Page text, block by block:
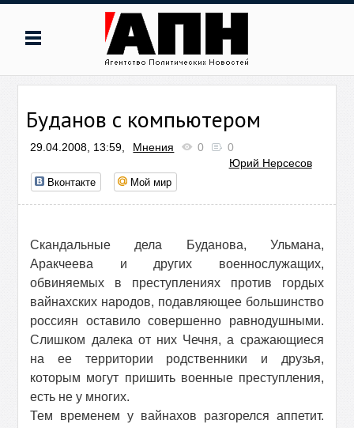
Буданов с компьютером
29.04.2008, 13:59, Мнения 0
0
Юрий Нерсесов
Вконтакте Мой мир
Скандальные дела Буданова, Ульмана,
Аракчеева и других военнослужащих,
обвиняемых в преступлениях против гордых
вайнахских народов, подавляющее большинство
россиян оставило совершенно равнодушными.
Слишком далека от них Чечня, а сражающиеся
на ее территории родственники и друзья,
которым могут пришить военные преступления,
есть не у многих.
Тем временем у вайнахов разгорелся аппетит.